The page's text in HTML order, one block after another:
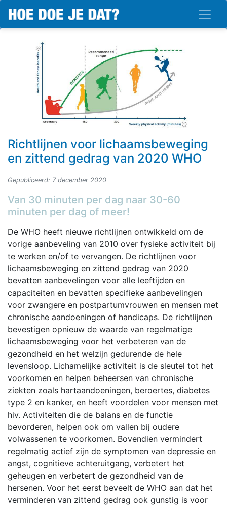
Richtlijnen voor lichaamsbeweging
en zittend gedrag van 2020 WHO
Gepubliceerd: 7 december 2020
Van 30 minuten per dag naar 30-60
minuten per dag of meer!
De WHO heeft nieuwe richtlijnen ontwikkeld om de
vorige aanbeveling van 2010 over fysieke activiteit bij
te werken en/of te vervangen. De richtlijnen voor
lichaamsbeweging en zittend gedrag van 2020
bevatten aanbevelingen voor alle leeftijden en
capaciteiten en bevatten specifieke aanbevelingen
voor zwangere en postpartumvrouwen en mensen met
chronische aandoeningen of handicaps. De richtlijnen
bevestigen opnieuw de waarde van regelmatige
lichaamsbeweging voor het verbeteren van de
gezondheid en het welzijn gedurende de hele
levensloop. Lichamelijke activiteit is de sleutel tot het
voorkomen en helpen beheersen van chronische
ziekten zoals hartaandoeningen, beroertes, diabetes
type 2 en kanker, en heeft voordelen voor mensen met
hiv. Activiteiten die de balans en de functie
bevorderen, helpen ook om vallen bij oudere
volwassenen te voorkomen. Bovendien vermindert
regelmatig actief zijn de symptomen van depressie en
angst, cognitieve achteruitgang, verbetert het
geheugen en verbetert de gezondheid van de
hersenen. Voor het eerst beveelt de WHO aan dat het
verminderen van zittend gedrag ook gunstig is voor